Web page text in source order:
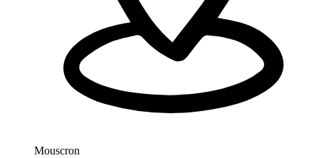
Mouscron